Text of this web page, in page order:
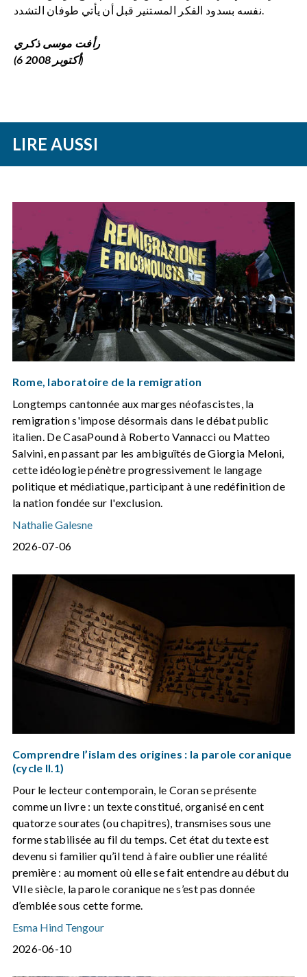
نفسه بسدود الفكر المستنير قبل أن يأتي طوفان التشدد.
رأفت موسى ذكري
(6 أكتوبر 2008)
LIRE AUSSI
Rome, laboratoire de la remigration
Longtemps cantonnée aux marges néofascistes, la
remigration s'impose désormais dans le débat public
italien. De CasaPound à Roberto Vannacci ou Matteo
Salvini, en passant par les ambiguïtés de Giorgia Meloni,
cette idéologie pénètre progressivement le langage
politique et médiatique, participant à une redéfinition de
la nation fondée sur l'exclusion.
Nathalie Galesne
2026-07-06
Comprendre l’islam des origines : la parole coranique
(cycle II.1)
Pour le lecteur contemporain, le Coran se présente
comme un livre : un texte constitué, organisé en cent
quatorze sourates (ou chapitres), transmises sous une
forme stabilisée au fil du temps. Cet état du texte est
devenu si familier qu’il tend à faire oublier une réalité
première : au moment où elle se fait entendre au début du
VIIe siècle, la parole coranique ne s’est pas donnée
d’emblée sous cette forme.
Esma Hind Tengour
2026-06-10